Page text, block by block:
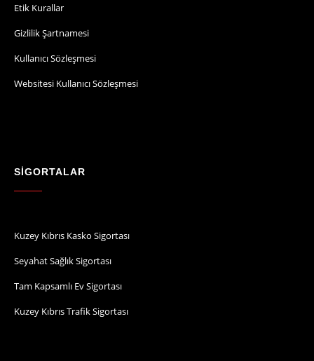
Etik Kurallar
Gizlilik Şartnamesi
Kullanıcı Sözleşmesi
Websitesi Kullanıcı Sözleşmesi
SİGORTALAR
Kuzey Kıbrıs Kasko Sigortası
Seyahat Sağlık Sigortası
Tam Kapsamlı Ev Sigortası
Kuzey Kıbrıs Trafik Sigortası